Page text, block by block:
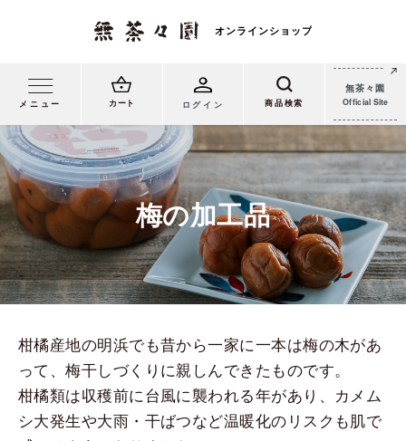
メニュー カート ログイン
無茶々園
Official Site
梅の加工品
柑橘産地の明浜でも昔から一家に一本は梅の木があ
って、梅干しづくりに親しんできたものです。
柑橘類は収穫前に台風に襲われる年があり、カメム
シ大発生や大雨・干ばつなど温暖化のリスクも肌で